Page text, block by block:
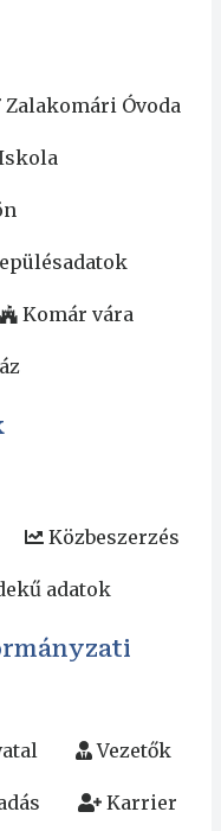
Zalakomári Óvoda
Komár vára
Közbeszerzés
adatok
Vezetők
Karrier